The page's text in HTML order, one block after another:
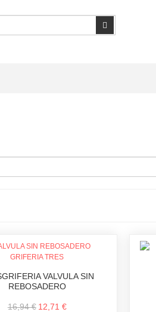
Buscar
VALVULA SIN
REBOSADERO
16,94 € 12,71 €